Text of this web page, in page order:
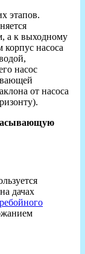
этапов.
а к выходному
насоса
насос
от насоса
дачах